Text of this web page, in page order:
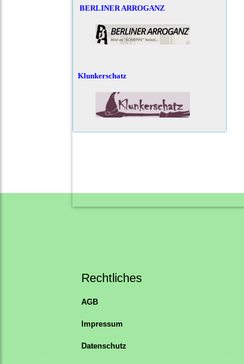
BERLINER ARROGANZ
Klunkerschatz
Rechtliches
AGB
Impressum
Datenschutz